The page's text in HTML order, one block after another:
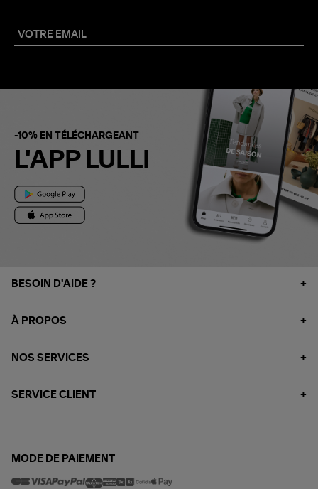
-10% EN TÉLÉCHARGEANT
L'APP LULLI
BESOIN D'AIDE ?
À PROPOS
NOS SERVICES
SERVICE CLIENT
MODE DE PAIEMENT